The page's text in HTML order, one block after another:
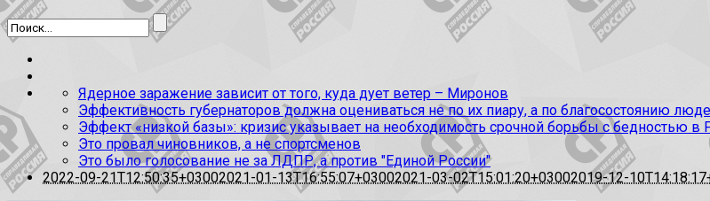
Ядерное заражение зависит от того, куда дует ветер – Миронов
Эффективность губернаторов должна оцениваться не по их пиару, а по благосостоянию
Эффект «низкой базы»: кризис указывает на необходимость срочной борьбы с бедностью в
Это провал чиновников, а не спортсменов
Это было голосование не за ЛДПР, а против "Единой России"
2022-09-21T12:50:35+03002021-01-13T16:55:07+03002021-03-02T15:01:20+03002019-12-